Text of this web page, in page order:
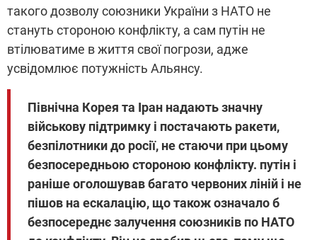
такого дозволу союзники України з НАТО не
стануть стороною конфлікту, а сам путін не
втілюватиме в життя свої погрози, адже
усвідомлює потужність Альянсу.
Північна Корея та Іран надають значну
військову підтримку і постачають ракети,
безпілотники до росії, не стаючи при цьому
безпосередньою стороною конфлікту. путін і
раніше оголошував багато червоних ліній і не
пішов на ескалацію, що також означало б
безпосереднє залучення союзників по НАТО